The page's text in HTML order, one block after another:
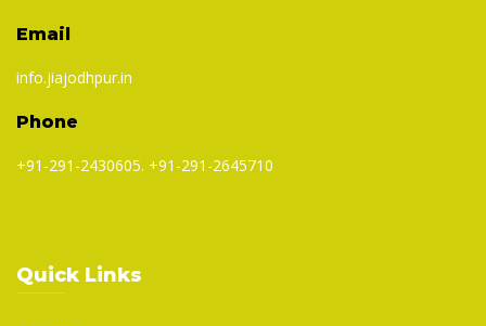
Email
info.jiajodhpur.in
Phone
+91-291-2430605. +91-291-2645710
Quick Links